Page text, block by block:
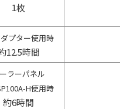
1枚
プター使用時
12.5時間
ラーパネル
H使用時
約6時間